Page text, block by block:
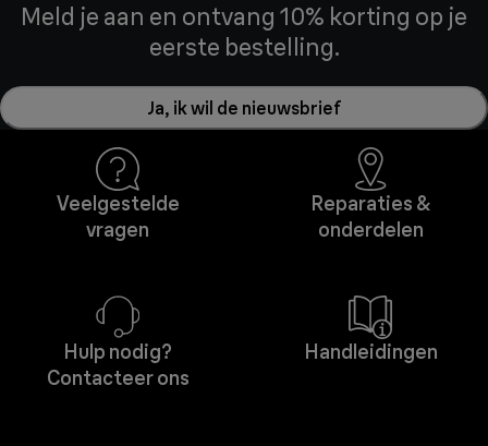
Meld je aan en ontvang 10% korting op je
eerste bestelling.
Ja, ik wil de nieuwsbrief
Veelgestelde
vragen
Reparaties &
onderdelen
Hulp nodig?
Contacteer ons
Handleidingen